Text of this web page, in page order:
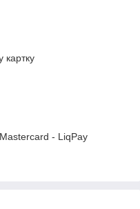
картку
- LiqPay